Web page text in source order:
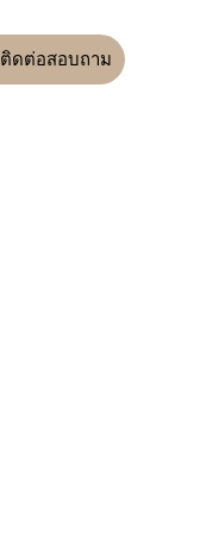
ติดต่อสอบถาม